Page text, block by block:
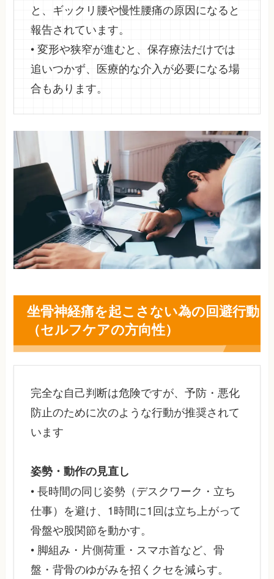
と、ギックリ腰や慢性腰痛の原因になると
報告されています。
• 変形や狭窄が進むと、保存療法だけでは
追いつかず、医療的な介入が必要になる場
合もあります。
坐骨神経痛を起こさない為の回避行動
（セルフケアの方向性）
完全な自己判断は危険ですが、予防・悪化
防止のために次のような行動が推奨されて
います
姿勢・動作の見直し
• 長時間の同じ姿勢（デスクワーク・立ち
仕事）を避け、1時間に1回は立ち上がって
骨盤や股関節を動かす。
• 脚組み・片側荷重・スマホ首など、骨
盤・背骨のゆがみを招くクセを減らす。